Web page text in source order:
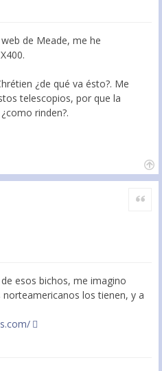
de Meade, me he
¿de qué va ésto?. Me
telescopios, por que la
rinden?.
Citar
esos bichos, me imagino
los tienen, y a